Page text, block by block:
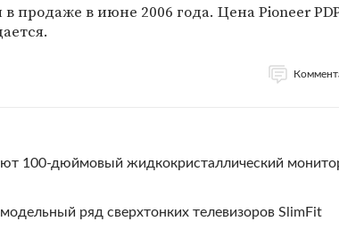
продаже в июне 2006 года. Цена Pioneer
100-дюймовый жидкокристаллический
ряд сверхтонких телевизоров SlimFit